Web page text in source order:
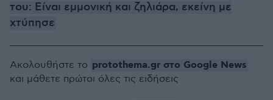
του: Είναι εμμονική και ζηλιάρα, εκείνη με
χτύπησε
Ακολουθήστε το protothema.gr στο Google News
και μάθετε πρώτοι όλες τις ειδήσεις